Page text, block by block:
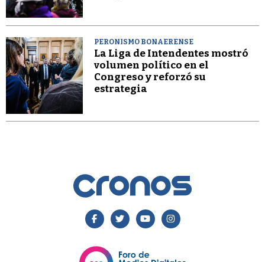
PERONISMO BONAERENSE
La Liga de Intendentes mostró
volumen político en el
Congreso y reforzó su
estrategia